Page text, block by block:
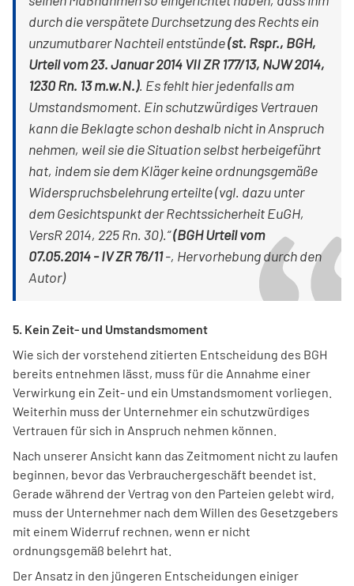
durch die verspätete Durchsetzung des Rechts ein
unzumutbarer Nachteil entstünde(st. Rspr., BGH,
Urteil vom 23. Januar 2014 VII ZR 177/13, NJW 2014,
1230 Rn. 13 m.w.N.). Es fehlt hier jedenfalls am
Umstandsmoment. Ein schutzwürdiges Vertrauen
kann die Beklagte schon deshalb nicht in Anspruch
nehmen, weil sie die Situation selbst herbeigeführt
hat, indem sie dem Kläger keine ordnungsgemäße
Widerspruchsbelehrung erteilte (vgl. dazu unter
dem Gesichtspunkt der Rechtssicherheit EuGH,
VersR 2014, 225 Rn. 30).“(BGH Urteil vom
07.05.2014 - IV ZR 76/11-, Hervorhebung durch den
Autor)
5. Kein Zeit- und Umstandsmoment
Wie sich der vorstehend zitierten Entscheidung des BGH
bereits entnehmen lässt, muss für die Annahme einer
Verwirkung ein Zeit- und ein Umstandsmoment vorliegen.
Weiterhin muss der Unternehmer ein schutzwürdiges
Vertrauen für sich in Anspruch nehmen können.
Nach unserer Ansicht kann das Zeitmoment nicht zu laufen
beginnen, bevor das Verbrauchergeschäft beendet ist.
Gerade während der Vertrag von den Parteien gelebt wird,
muss der Unternehmer nach dem Willen des Gesetzgebers
mit einem Widerruf rechnen, wenn er nicht
ordnungsgemäß belehrt hat.
Der Ansatz in den jüngeren Entscheidungen einiger